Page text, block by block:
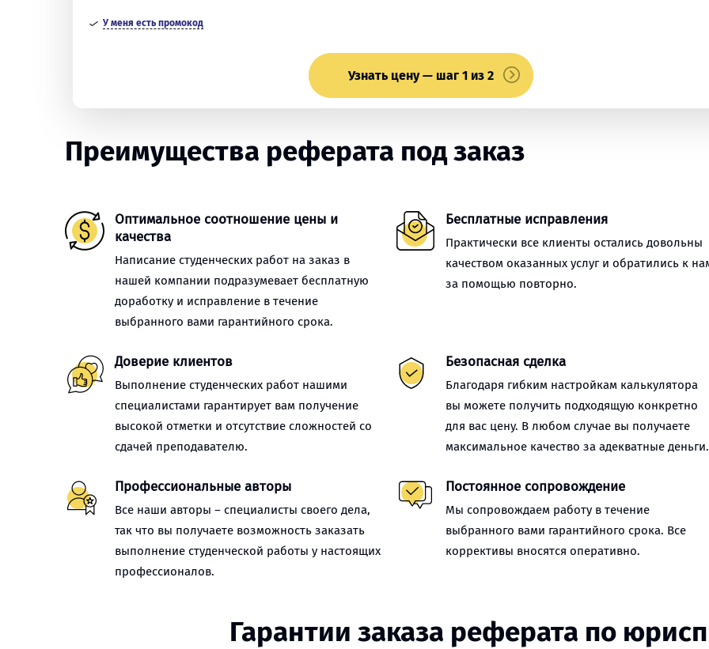
У меня есть промокод
Узнать цену — шаг 1 из 2
Преимущества реферата под заказ
Оптимальное соотношение цены и
качества
Написание студенческих работ на заказ в
нашей компании подразумевает бесплатную
доработку и исправление в течение
выбранного вами гарантийного срока.
Бесплатные исправления
Практически все клиенты остались довольны
качеством оказанных услуг и обратились к
за помощью повторно.
Доверие клиентов
Выполнение студенческих работ нашими
специалистами гарантирует вам получение
высокой отметки и отсутствие сложностей со
сдачей преподавателю.
Безопасная сделка
Благодаря гибким настройкам калькулятора
вы можете получить подходящую конкретно
для вас цену. В любом случае вы получаете
максимальное качество за адекватные деньги.
Профессиональные авторы
Все наши авторы – специалисты своего дела,
так что вы получаете возможность заказать
выполнение студенческой работы у настоящих
профессионалов.
Постоянное сопровождение
Мы сопровождаем работу в течение
выбранного вами гарантийного срока. Все
коррективы вносятся оперативно.
Гарантии заказа реферата по